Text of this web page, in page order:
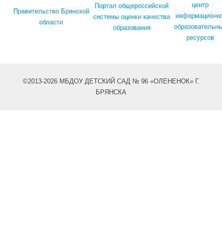
Правительство Брянской
области
Портал общероссийской
системы оценки качества
образования
центр
ресурсов
©2013-2026 МБДОУ ДЕТСКИЙ САД № 96 «ОЛЕНЕНОК» Г.
БРЯНСКА